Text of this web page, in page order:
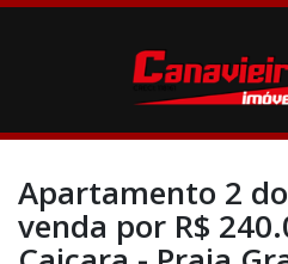
Apartamento 2
venda por R$